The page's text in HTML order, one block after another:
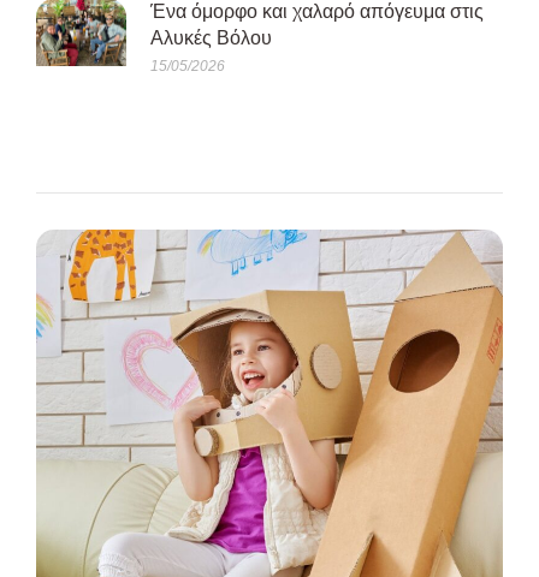
Ένα όμορφο και χαλαρό απόγευμα στις
Αλυκές Βόλου
15/05/2026